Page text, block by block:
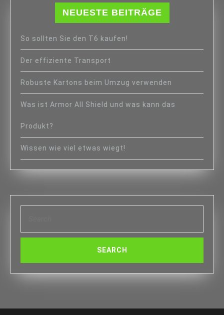
NEUESTE BEITRÄGE
So sollten Sie den T6 kaufen!
Der effiziente Transport
Robuste Kartons beim Umzug verwenden
Was ist Armor All Shield und was kann das
Produkt?
Wissen wie viel etwas wiegt!